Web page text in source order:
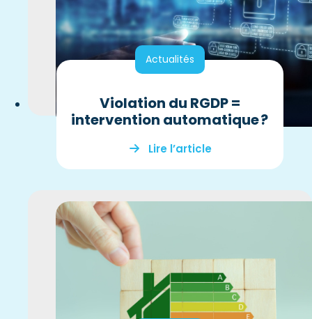
Actualités
Violation du RGDP =
intervention automatique ?
Lire l’article